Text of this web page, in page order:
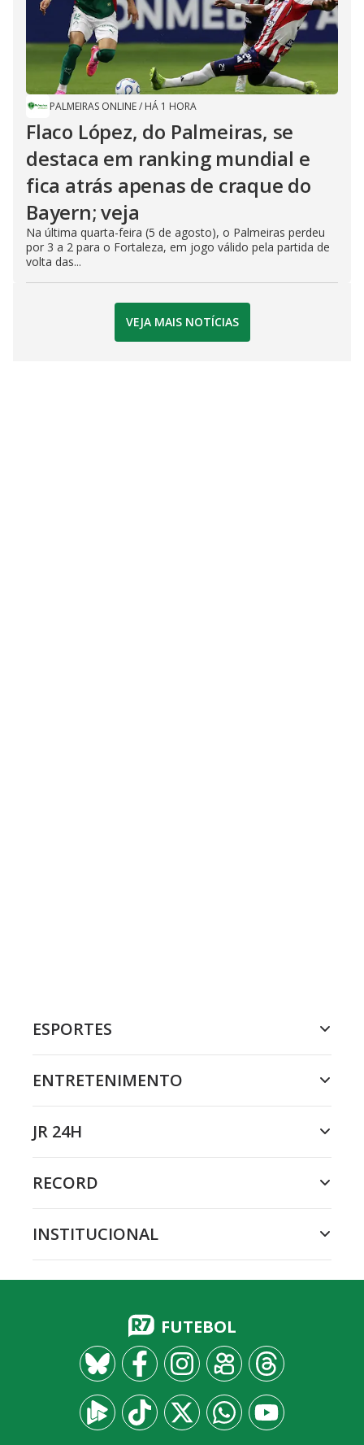
PALMEIRAS ONLINE/ HÁ 1 HORA
Flaco López, do Palmeiras, se
destaca em ranking mundial e
fica atrás apenas de craque do
Bayern; veja
Na última quarta-feira (5 de agosto), o Palmeiras perdeu
por 3 a 2 para o Fortaleza, em jogo válido pela partida de
volta das...
VEJA MAIS NOTÍCIAS
ESPORTES
ENTRETENIMENTO
JR 24H
RECORD
INSTITUCIONAL
FUTEBOL